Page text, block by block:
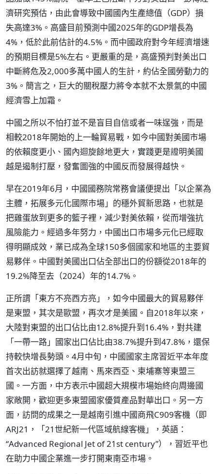
濟研究預估，由此會導致中國國內生產總值（GDP）損
失高達3%。高盛目前預測中國2025年的GDP增長為
4%，低於此前估計的4.5%。而中國政府對今年經濟增速
的預期目標是5%左右。更嚴重的是，高盛預判對美出口
中斷將危及2,000多萬中國人的生計，約佔全國勞動力的
3%。簡言之，巨大的關稅壓力將令本就不太景氣的中國
經濟雪上加霜。
中國之所以不怕打並不是盲目自信或者一味逞強，而是
相較2018年開始的上一輪貿易戰，如今中國對美國市場
的依賴度更小、國內迴旋餘地更大，實踐更是證明美國
越是遏制打壓，發奮圖強的中國反而發展得越快。
早在2019年6月，中國國務院常務會議便提出「以企業為
主體，拓展多元化國際市場」的穩外貿新思路，也就是
把雞蛋放到更多的籃子裡，減少對美依賴，從而增強抗
風險能力。經過多年努力，中國出口市場多元化已經取
得明顯成效，業已成為全球150多個國家和地區的主要貿
易夥伴。中國對美國出口佔全部出口的份額從2018年的
19.2%降至去（2024）年的14.7%。
正所謂「東方不亮西方亮」，如今中國最大的貿易夥伴
是東盟，其次是歐盟，再次才是美國。自2018年以來，
大陸對東盟的出口佔比由12.8%提升到16.4%，對共建
「一帶一路」國家出口佔比由38.7%提升到47.8%，還保
持較快增長勢頭。4月中旬，中國國家主席習近平本年度
首次出訪就選擇了越南、馬來西亞、柬埔寨等東盟三
國。一方面，中方表示中國超大規模市場始終向周邊國
家敞開，歡迎更多東盟國家優質產品對華出口。另一方
面，訪問的成果之一是越南引進中國商飛C909客機（即
ARJ21，「21世紀新一代區域航線客機」，英語：
“Advanced Regional Jet of 21st century”），習近平也
在助力中國企業進一步打開東南亞市場。